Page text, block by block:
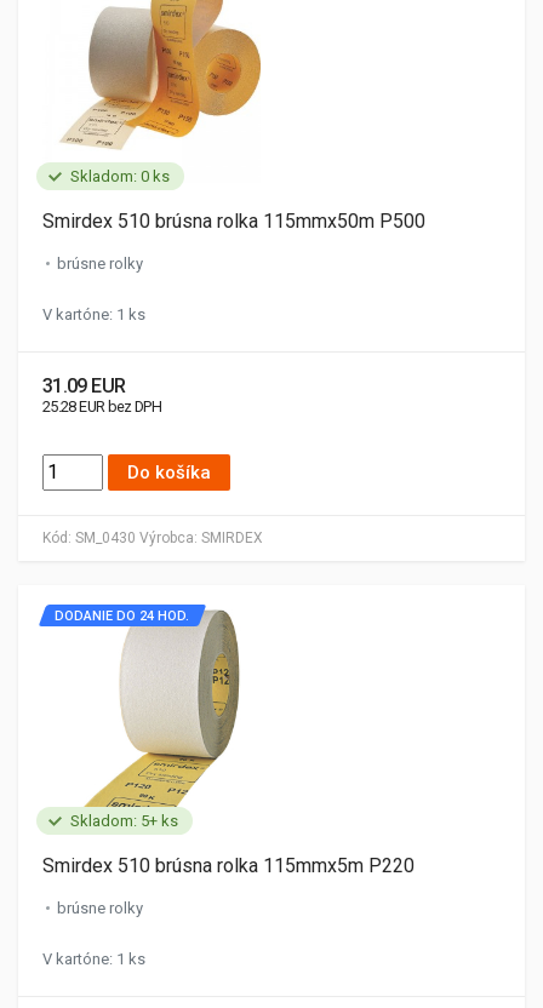
Skladom: 0 ks
Kód: SM_0430 Výrobca: SMIRDEX
Smirdex 510 brúsna rolka 115mmx50m P500
brúsne rolky
V kartóne: 1 ks
31.09 EUR
25.28 EUR bez DPH
Do košíka
Skladom: 5+ ks
DODANIE DO 24 HOD.
Smirdex 510 brúsna rolka 115mmx5m P220
brúsne rolky
V kartóne: 1 ks